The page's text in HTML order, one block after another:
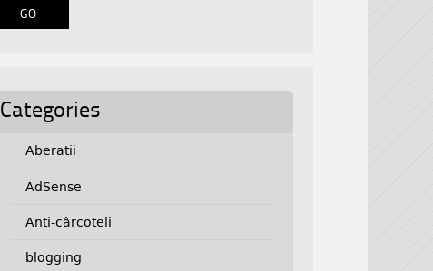
Categories
Aberatii
AdSense
Anti-cârcoteli
blogging